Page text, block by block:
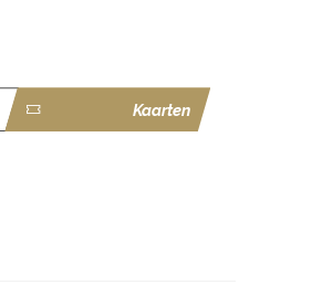
Kaarten